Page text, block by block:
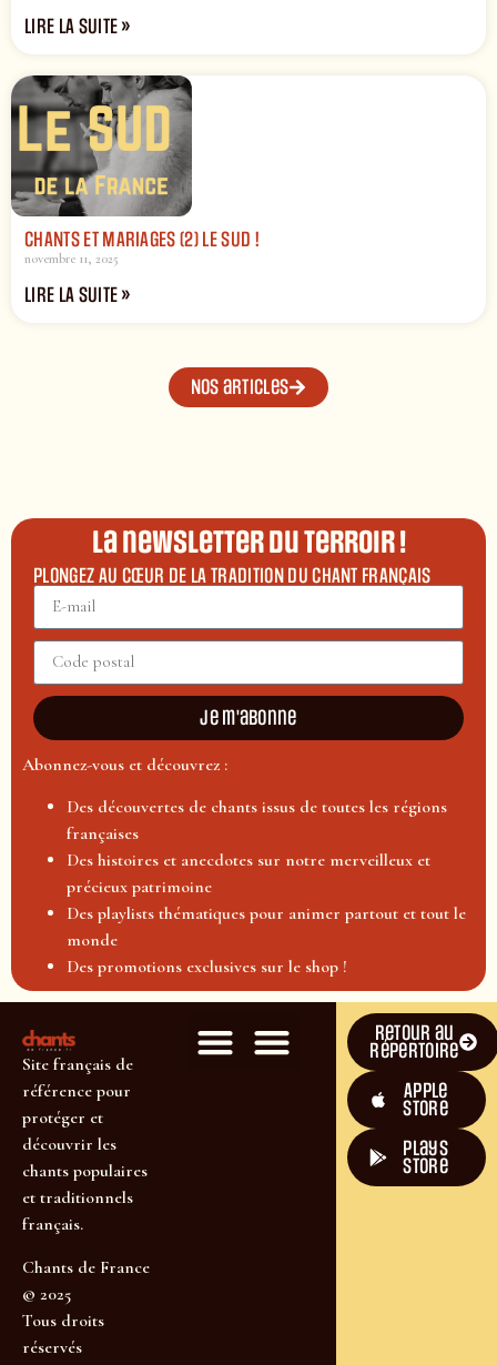
LIRE LA SUITE »
CHANTS ET MARIAGES (2) LE SUD !
novembre 11, 2025
LIRE LA SUITE »
Nos articles
La newsletter du terroir !
PLONGEZ AU CŒUR DE LA TRADITION DU CHANT FRANÇAIS
Je m'abonne
Abonnez-vous et découvrez :
Des découvertes de chants issus de toutes les régions
françaises
Des histoires et anecdotes sur notre merveilleux et
précieux patrimoine
Des playlists thématiques pour animer partout et tout le
monde
Des promotions exclusives sur le shop !
Site français de
référence pour
protéger et
découvrir les
chants populaires
et traditionnels
français.
Chants de France
© 2025
Tous droits
réservés
Retour au
répertoire
Apple
Store
plays
store